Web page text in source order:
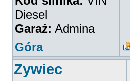
Diesel
Garaż: Admina
Góra
Zywiec